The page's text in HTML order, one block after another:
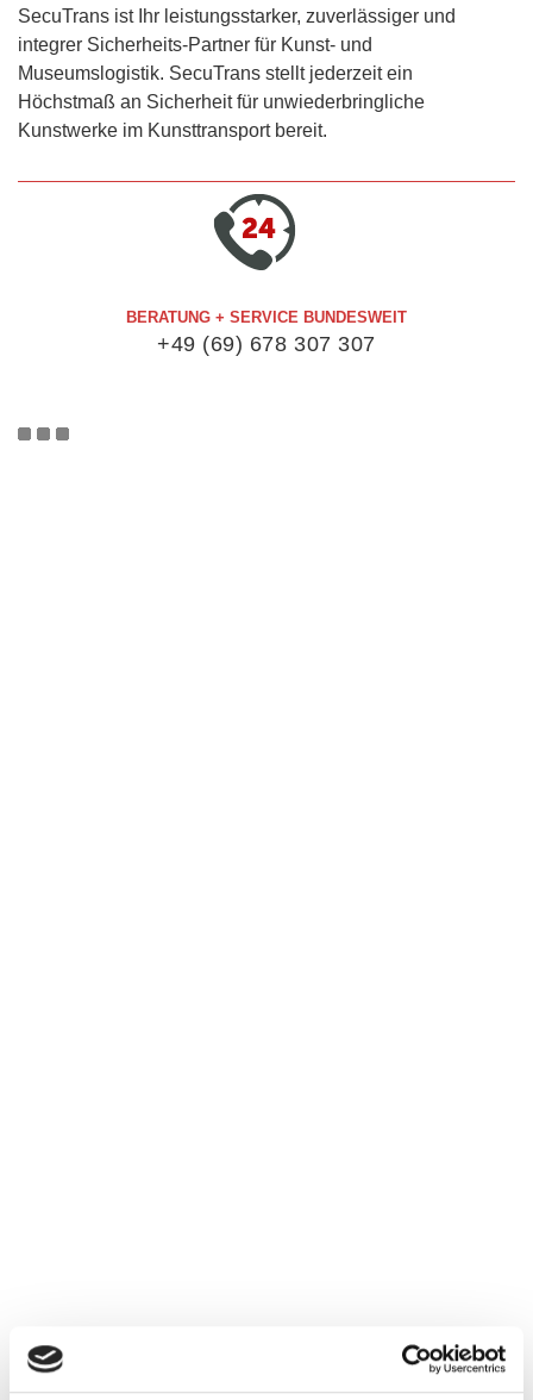
SecuTrans ist Ihr leistungsstarker, zuverlässiger und
integrer Sicherheits-Partner für Kunst- und
Museumslogistik. SecuTrans stellt jederzeit ein
Höchstmaß an Sicherheit für unwiederbringliche
Kunstwerke im Kunsttransport bereit.
BERATUNG + SERVICE BUNDESWEIT
+49 (69) 678 307 307